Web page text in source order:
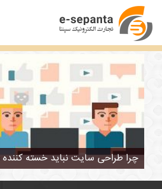
تگ : قالب گرافیکی
چرا طراحی سایت نباید خسته